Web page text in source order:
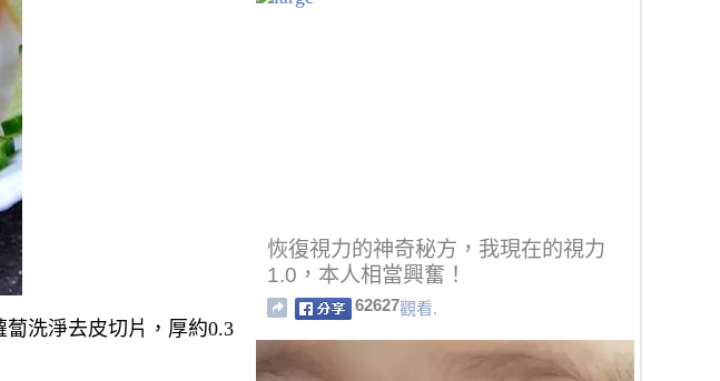
洗淨去皮切片，厚約0.3
恢復視力的神奇秘方，我現在的視力
1.0，本人相當興奮！
62627觀看.